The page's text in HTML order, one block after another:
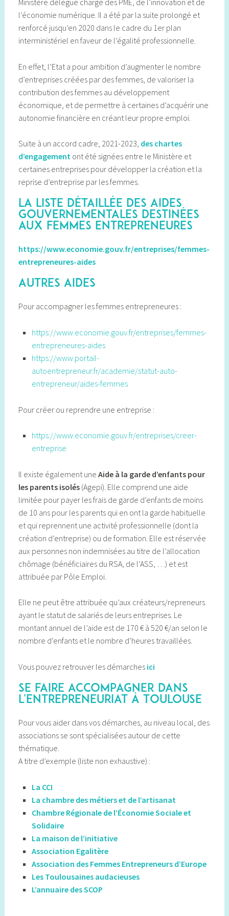
Ministère délégué chargé des PME, de l’innovation et de
l’économie numérique. Il a été par la suite prolongé et
renforcé jusqu’en 2020 dans le cadre du 1er plan
interministériel en faveur de l’égalité professionnelle.
En effet, l’Etat a pour ambition d’augmenter le nombre
d’entreprises créées par des femmes, de valoriser la
contribution des femmes au développement
économique, et de permettre à certaines d’acquérir une
autonomie financière en créant leur propre emploi.
Suite à un accord cadre, 2021-2023, des chartes
d’engagement ont été signées entre le Ministère et
certaines entreprises pour développer la création et la
reprise d’entreprise par les femmes.
La liste détaillée des aides
gouvernementales destinées
aux femmes entrepreneures
https://www.economie.gouv.fr/entreprises/femmes-
entrepreneures-aides
Autres aides
Pour accompagner les femmes entrepreneures :
https://www.economie.gouv.fr/entreprises/femmes-
entrepreneures-aides
https://www.portail-
autoentrepreneur.fr/academie/statut-auto-
entrepreneur/aides-femmes
Pour créer ou reprendre une entreprise :
https://www.economie.gouv.fr/entreprises/creer-
entreprise
Il existe également uneAide à la garde d’enfants pour
les parents isolés (Agepi). Elle comprend une aide
limitée pour payer les frais de garde d’enfants de moins
de 10 ans pour les parents qui en ont la garde habituelle
et qui reprennent une activité professionnelle (dont la
création d’entreprise) ou de formation. Elle est réservée
aux personnes non indemnisées au titre de l’allocation
chômage (bénéficiaires du RSA, de l’ASS, …) et est
attribuée par Pôle Emploi.
Elle ne peut être attribuée qu’aux créateurs/repreneurs
ayant le statut de salariés de leurs entreprises. Le
montant annuel de l’aide est de 170 € à 520 €/an selon le
nombre d’enfants et le nombre d’heures travaillées.
Vous pouvez retrouver les démarches ici
se faire accompagner dans
l'entrepreneuriat à Toulouse
Pour vous aider dans vos démarches, au niveau local, des
associations se sont spécialisées autour de cette
thématique.
A titre d’exemple (liste non exhaustive) :
La CCI
La chambre des métiers et de l’artisanat
Chambre Régionale de l’Économie Sociale et
Solidaire
La maison de l’initiative
Association Egalitère
Association des Femmes Entrepreneurs d’Europe
Les Toulousaines audacieuses
L’annuaire des SCOP